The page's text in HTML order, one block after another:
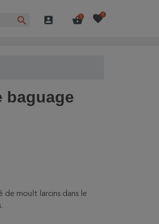
search account_box shopping_basket
0 favorite0
baguage
moult larcins dans le